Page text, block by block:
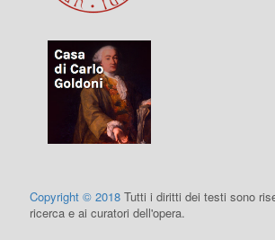
Copyright © 2018 Tutti i diritti dei testi sono
ricerca e ai curatori dell'opera.